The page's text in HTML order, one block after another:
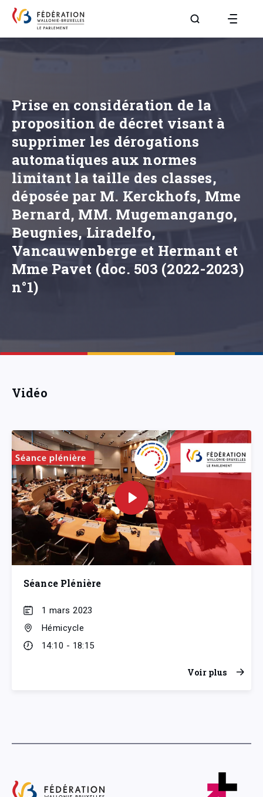
Aller à la page
Prise en considération de la
proposition de décret visant à
supprimer les dérogations
automatiques aux normes
limitant la taille des classes,
déposée par M. Kerckhofs, Mme
Bernard, MM. Mugemangango,
Beugnies, Liradelfo,
Vancauwenberge et Hermant et
Mme Pavet (doc. 503 (2022-2023)
n°1)
Vidéo
Séance Plénière
1 mars 2023
Hémicycle
14:10 - 18:15
Voir plus